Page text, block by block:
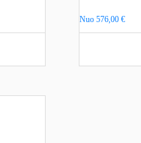
Nuo 576,00 €